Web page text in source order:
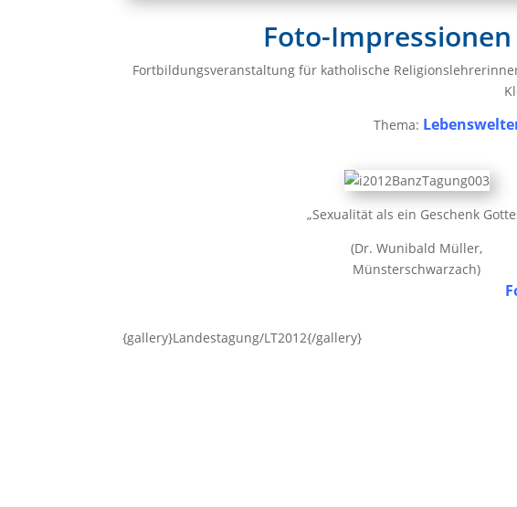
Foto-
Fortbildungsveranstaltung für katholische
Thema:
„Sexualität als ein Geschenk
(Dr. Wunibald Müller,
Münsterschwarzach)
{gallery}Landestagung/LT2012{/gallery}